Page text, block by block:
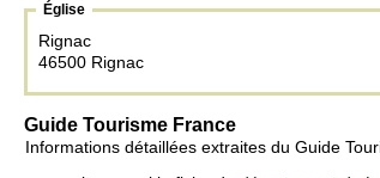
Église
Rignac
46500 Rignac
Guide Tourisme France
Informations détaillées extraites du Guide